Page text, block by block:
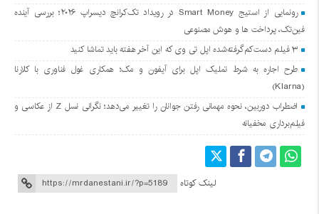
رونمایی از استیج Smart Money در رویداد تک‌کرانچ دیسراپ ۲۰۲۶؛ بررسی آینده
فین‌تک، پرداخت‌ ها و هوش مصنوعی
۳ فیلم دست‌کم‌گرفته‌شده اپل تی وی که این آخر هفته باید تماشا کنید
طرح اجاره به شرط تملیک اپل برای آیفون و مک؛ همکاری غول فناوری با کلارنا
(Klarna)
اضطراب دوربین، نحوه مهمانی رفتن جوانان را تغییر می‌دهد؛ نگرانی نسل Z از عکاسی و
فیلم‌برداری مخفیانه
لینک کوتاه